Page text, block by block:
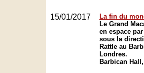
15/01/2017
La fin du
Le Grand
en espace
sous la
Rattle au
Londres.
Barbican